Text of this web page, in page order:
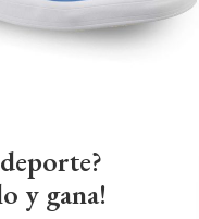
y gana!